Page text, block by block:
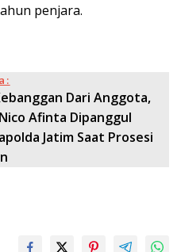
penjara.
Dari Anggota,
Afinta Dipanggul
Jatim Saat Prosesi